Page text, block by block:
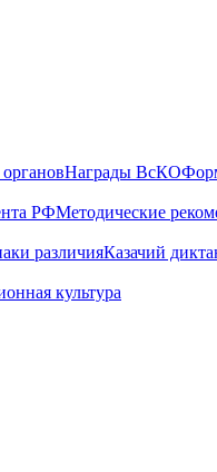
Награды ВсКО
РФМетодические
различияКазачий
культура